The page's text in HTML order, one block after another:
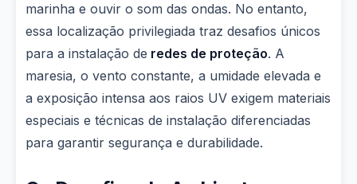
marinha e ouvir o som das ondas. No entanto,
essa localização privilegiada traz desafios únicos
para a instalação de redes de proteção. A
maresia, o vento constante, a umidade elevada e
a exposição intensa aos raios UV exigem materiais
especiais e técnicas de instalação diferenciadas
para garantir segurança e durabilidade.